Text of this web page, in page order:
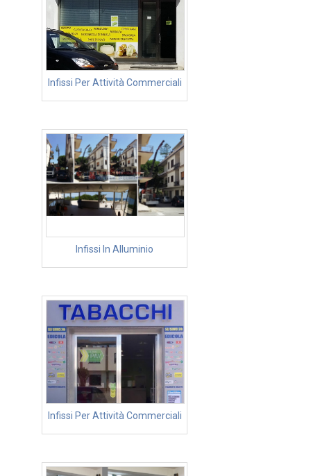
Infissi Per Attività Commerciali
Infissi In Alluminio
Infissi Per Attività Commerciali